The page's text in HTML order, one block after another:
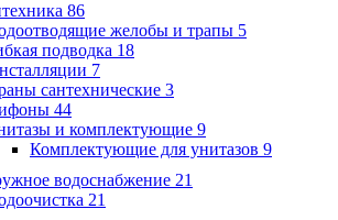
86
желобы и трапы 5
подводка 18
7
сантехнические 3
44
и комплектующие 9
Комплектующие для унитазов 9
водоснабжение 21
21